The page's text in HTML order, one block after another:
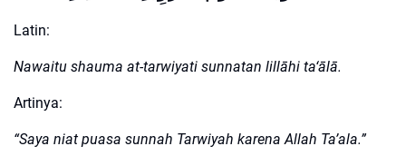
Latin:
Nawaitu shauma at-tarwiyati sunnatan lillāhi ta‘ālā.
Artinya:
“Saya niat puasa sunnah Tarwiyah karena Allah Ta’ala.”